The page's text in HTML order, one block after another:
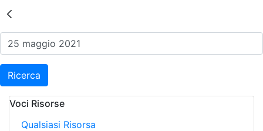
Risultati della Ricerca -
Ricerca
Voci Risorse
Qualsiasi Risorsa